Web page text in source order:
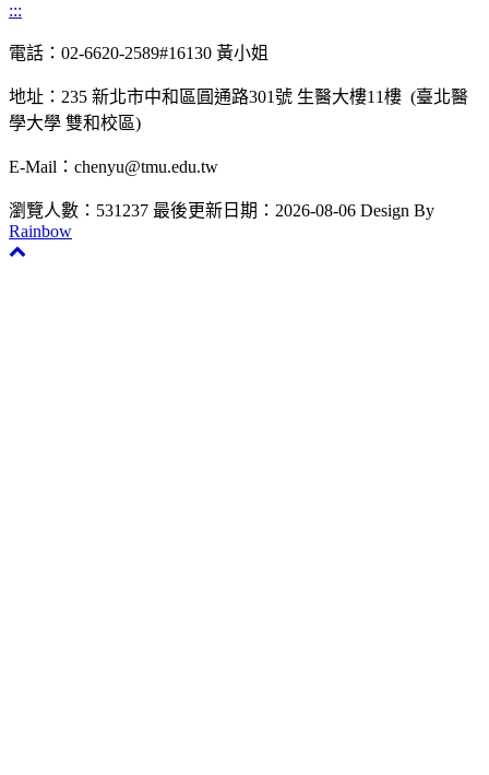
:::
電話：02-6620-2589#16130 黃小姐
地址：235 新北市中和區圓通路301號 生醫大樓11樓 (臺北醫
學大學 雙和校區)
E-Mail：chenyu@tmu.edu.tw
瀏覽人數：531237 最後更新日期：2026-08-06 Design By
Rainbow